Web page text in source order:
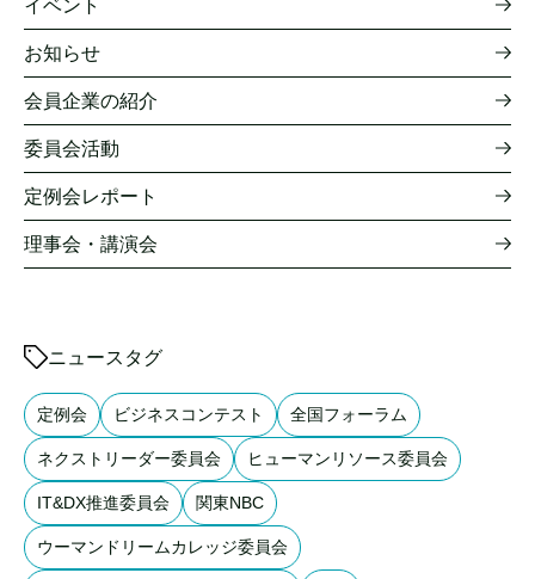
イベント
お知らせ
会員企業の紹介
委員会活動
定例会レポート
理事会・講演会
ニュースタグ
定例会 ビジネスコンテスト 全国フォーラム
ネクストリーダー委員会 ヒューマンリソース委員会
IT&DX推進委員会 関東NBC
ウーマンドリームカレッジ委員会